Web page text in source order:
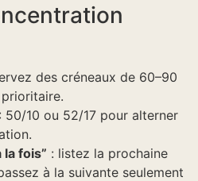
des créneaux de 60–90
: 50/10 ou 52/17 pour alterner
la fois” : listez la prochaine
à la suivante seulement